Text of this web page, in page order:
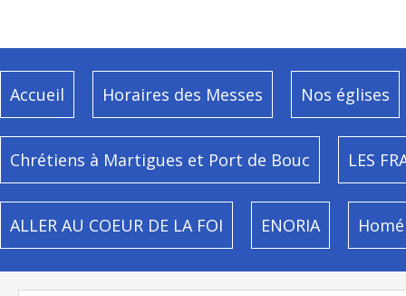
Accueil Horaires des Messes Nos églises
Chrétiens à Martigues et Port de Bouc LES
ALLER AU COEUR DE LA FOI ENORIA